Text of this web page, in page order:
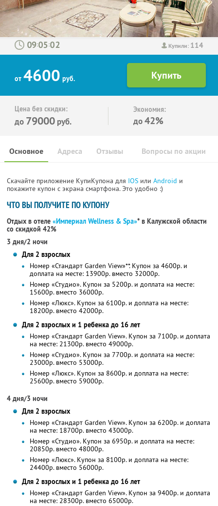
Купили: 114
: :
от 4600 руб.
Цена без скидки:
до 79000 руб.
Экономия:
до42%
Основное Отзывы Вопросы по акции
Адреса
Скачайте приложение КупиКупона для IOS или Android и
покажите купон с экрана смартфона. Это удобно :)
ЧТО ВЫ ПОЛУЧИТЕ ПО КУПОНУ
Отдых в отеле «Империал Wellness & Spa»* в Калужской области
со скидкой 42%
3 дня/2 ночи
Для 2 взрослых
Номер «Стандарт Garden View»**. Купон за 4600р. и
доплата на месте: 13900р. вместо 32000р.
Номер «Студио». Купон за 5200р. и доплата на месте:
15600р. вместо 36000р.
Номер «Люкс». Купон за 6100р. и доплата на месте:
18200р. вместо 42000р.
Для 2 взрослых и 1 ребенка до 16 лет
Номер «Стандарт Garden View». Купон за 7100р. и доплата
на месте: 21300р. вместо 49000р.
Номер «Студио». Купон за 7700р. и доплата на месте:
23000р. вместо 53000р.
Номер «Люкс». Купон за 8600р. и доплата на месте:
25600р. вместо 59000р.
4 дня/3 ночи
Для 2 взрослых
Номер «Стандарт Garden View». Купон за 6200р. и доплата
на месте: 18700р. вместо 43000р.
Номер «Студио». Купон за 6950р. и доплата на месте:
20850р. вместо 48000р.
Номер «Люкс». Купон за 8100р. и доплата на месте:
24400р. вместо 56000р.
Для 2 взрослых и 1 ребенка до 16 лет
Номер «Стандарт Garden View». Купон за 9400р. и доплата
на месте: 28300р. вместо 65000р.